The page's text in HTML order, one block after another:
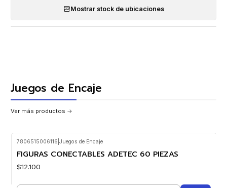
Mostrar stock de ubicaciones
Juegos de Encaje
Ver más productos
7806515006116 Juegos de Encaje
FIGURAS CONECTABLES ADETEC 60 PIEZAS
$12.100